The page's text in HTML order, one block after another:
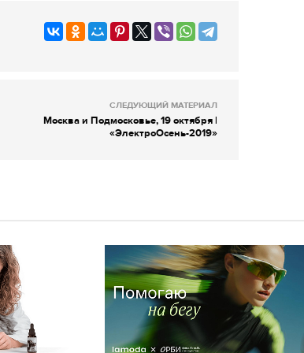
СЛЕДУЮЩИЙ МАТЕРИАЛ
Москва и Подмосковье, 19 октября |
«ЭлектроОсень-2019»